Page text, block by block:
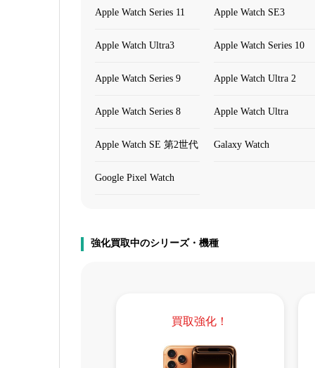
Apple Watch Series 11 Apple Watch SE3
Apple Watch Ultra3 Apple Watch Series 10
Apple Watch Series 9 Apple Watch Ultra 2
Apple Watch Series 8 Apple Watch Ultra
Apple Watch SE 第2世代 Galaxy Watch
Google Pixel Watch
強化買取中のシリーズ・機種
買取強化！